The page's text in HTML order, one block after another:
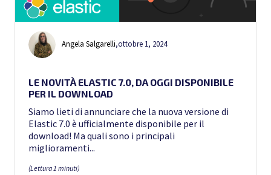
Angela Salgarelli,ottobre 1, 2024
LE NOVITÀ ELASTIC 7.0, DA OGGI DISPONIBILE
PER IL DOWNLOAD
Siamo lieti di annunciare che la nuova versione di
Elastic 7.0 è ufficialmente disponibile per il
download! Ma quali sono i principali
miglioramenti...
(Lettura 1 minuti)